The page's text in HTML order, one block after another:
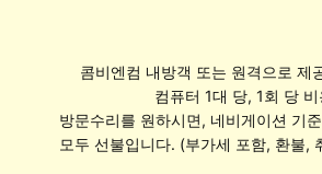
콤비엔컴 내방객 또는 원격으로 제
컴퓨터 1대 당, 1회 당
방문수리를 원하시면, 네비게이션 기
모두 선불입니다. (부가세 포함, 환불,